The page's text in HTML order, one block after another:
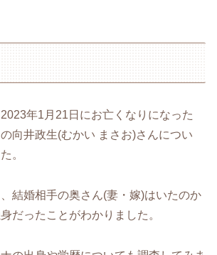
年1月21日にお亡くなりになった
向井政生(むかい まさお)さんについ
。
結婚相手の奥さん(妻・嫁)はいたのか
だったことがわかりました。